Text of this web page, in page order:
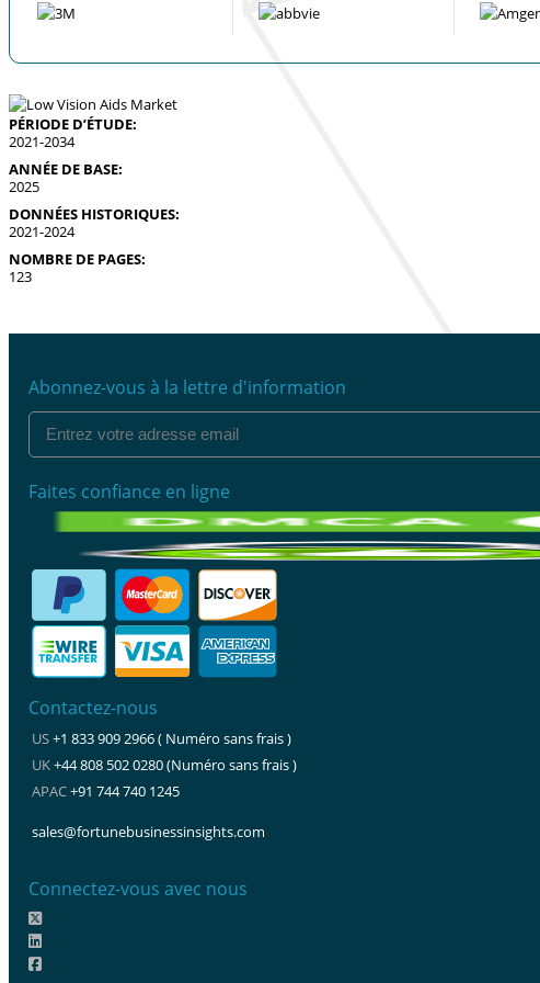
PÉRIODE D’ÉTUDE:
2021-2034
ANNÉE DE BASE:
2025
DONNÉES HISTORIQUES:
2021-2024
NOMBRE DE PAGES:
123
Abonnez-vous à la lettre d'information
Faites confiance en ligne
Contactez-nous
US+1 833 909 2966 ( Numéro sans frais )
UK+44 808 502 0280 (Numéro sans frais )
APAC+91 744 740 1245
sales@fortunebusinessinsights.com
Connectez-vous avec nous